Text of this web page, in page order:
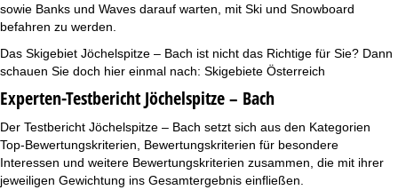
sowie Banks und Waves darauf warten, mit Ski und Snowboard
befahren zu werden.
Das Skigebiet Jöchelspitze – Bach ist nicht das Richtige für Sie? Dann
schauen Sie doch hier einmal nach: Skigebiete Österreich
Experten-Testbericht Jöchelspitze – Bach
Der Testbericht Jöchelspitze – Bach setzt sich aus den Kategorien
Top-Bewertungskriterien, Bewertungskriterien für besondere
Interessen und weitere Bewertungskriterien zusammen, die mit ihrer
jeweiligen Gewichtung ins Gesamtergebnis einfließen.